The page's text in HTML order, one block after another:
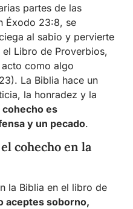
partes de las
Éxodo 23:8, se
al sabio y pervierte
Libro de Proverbios,
como algo
La Biblia hace un
la honradez y la
cohecho es
y un pecado.
cohecho en la
la Biblia en el libro de
aceptes soborno,